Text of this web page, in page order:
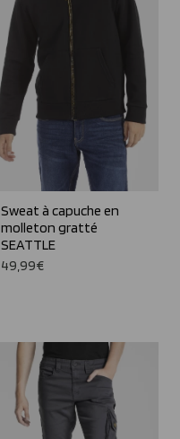
Sweat à capuche en
molleton gratté
SEATTLE
49,99€